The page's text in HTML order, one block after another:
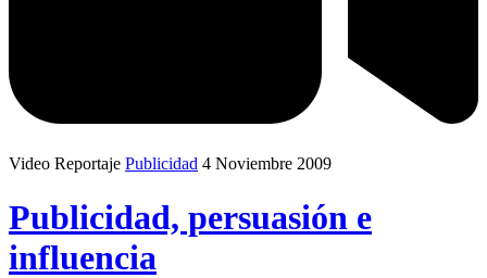
Video Reportaje Publicidad 4 Noviembre 2009
Publicidad, persuasión e
influencia